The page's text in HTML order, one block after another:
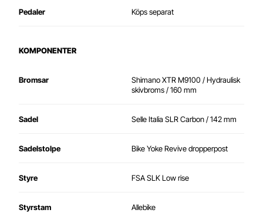
Pedaler Köps separat
KOMPONENTER
Bromsar
Shimano XTR M9100 / Hydraulisk
skivbroms / 160 mm
Sadel Selle Italia SLR Carbon / 142 mm
Sadelstolpe Bike Yoke Revive dropperpost
Styre FSA SLK Low rise
Styrstam Allebike